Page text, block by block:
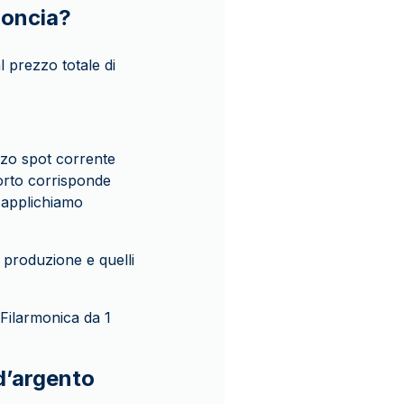
prezzo totale di
spot corrente
corrisponde
e quelli
da 1